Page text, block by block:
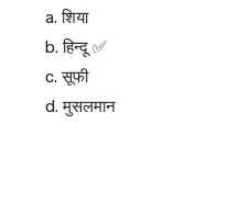
a. शिया
b. हिन्दू ✅
c. सूफी
d. मुसलमान